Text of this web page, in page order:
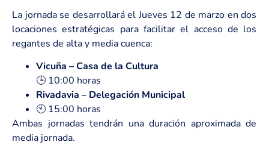
La jornada se desarrollará el Jueves 12 de marzo en dos
locaciones estratégicas para facilitar el acceso de los
regantes de alta y media cuenca:
Vicuña – Casa de la Cultura
🕒 10:00 horas
Rivadavia – Delegación Municipal
🕙 15:00 horas
Ambas jornadas tendrán una duración aproximada de
media jornada.